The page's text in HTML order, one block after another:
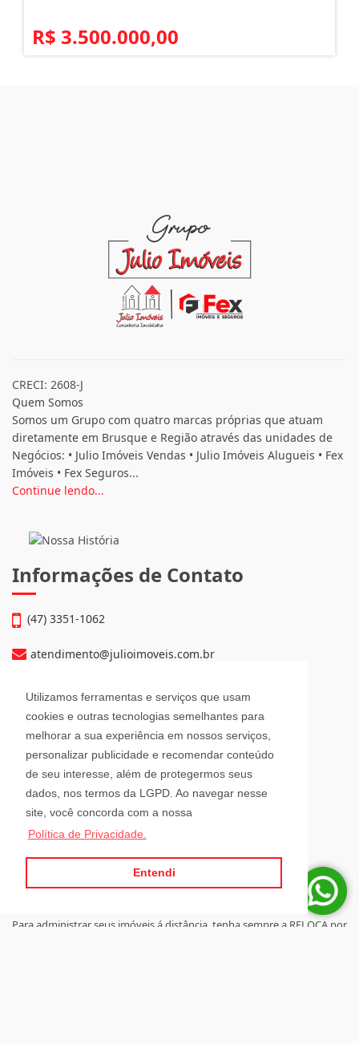
Utilizamos ferramentas e serviços que usam
cookies e outras tecnologias semelhantes para
melhorar a sua experiência em nossos serviços,
personalizar publicidade e recomendar conteúdo
de seu interesse, além de protegermos seus
dados, nos termos da LGPD. Ao navegar nesse
site, você concorda com a nossa
Política de Privacidade.
Entendi
R$ 3.500.000,00
CRECI: 2608-J
Quem Somos
Somos um Grupo com quatro marcas próprias que atuam
diretamente em Brusque e Região através das unidades de
Negócios: • Julio Imóveis Vendas • Julio Imóveis Alugueis • Fex
Imóveis • Fex Seguros...
Continue lendo...
Informações de Contato
(47) 3351-1062
atendimento@julioimoveis.com.br
Avenida Hugo Schlösser, 69, Jardim Maluche
CEP: 88354-300
Horário de Atendimento
Segunda a Sexta-Feira
08h00 - 12h00 e 13h30 - 18h00
Sábado
Para administrar seus imóveis á distância, tenha sempre a RELOCA por